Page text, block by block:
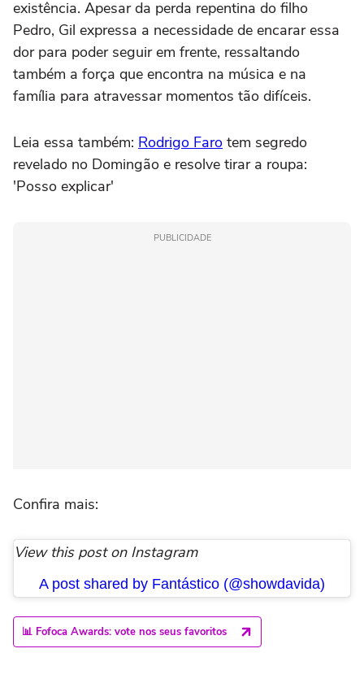
existência. Apesar da perda repentina do filho
Pedro, Gil expressa a necessidade de encarar essa
dor para poder seguir em frente, ressaltando
também a força que encontra na música e na
família para atravessar momentos tão difíceis.
Leia essa também: Rodrigo Faro tem segredo
revelado no Domingão e resolve tirar a roupa:
'Posso explicar'
PUBLICIDADE
Confira mais:
View this post on Instagram
A post shared by Fantástico (@showdavida)
📊 Fofoca Awards: vote nos seus favoritos